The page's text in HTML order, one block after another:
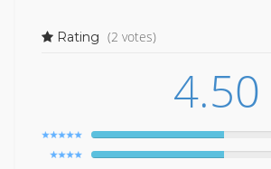
Rating (2 votes)
4.50